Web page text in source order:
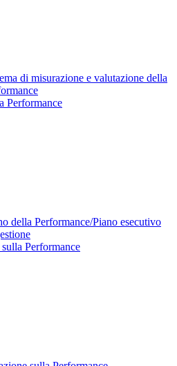
di misurazione e valutazione della
Performance
della Performance/Piano esecutivo
Performance